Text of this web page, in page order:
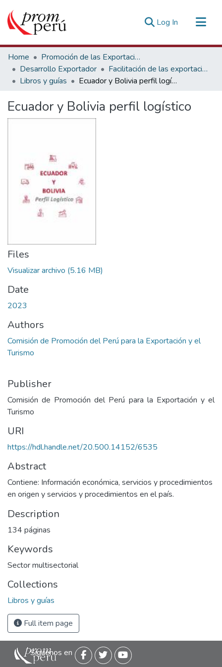
Log In (current)
Communities & Collections
All of DSpace
Statistics
Home
Promoción de las Exportaciones
Desarrollo Exportador
Facilitación de las exportaciones
Libros y guías
Ecuador y Bolivia perfil logístico
Ecuador y Bolivia perfil logístico
Files
Visualizar archivo (5.16 MB)
Date
2023
Authors
Comisión de Promoción del Perú para la Exportación y el
Turismo
Publisher
Comisión de Promoción del Perú para la Exportación y el
Turismo
URI
https://hdl.handle.net/20.500.14152/6535
Abstract
Contiene: Información económica, servicios y procedimientos
en origen y servicios y procedimientos en el país.
Description
134 páginas
Keywords
Sector multisectorial
Collections
Libros y guías
Full item page
Siguenos en